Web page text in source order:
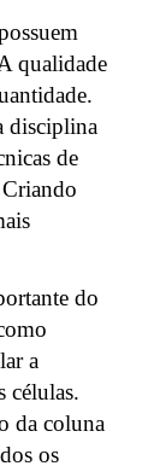
qualidade
disciplina
de
do
a
células.
da coluna
os